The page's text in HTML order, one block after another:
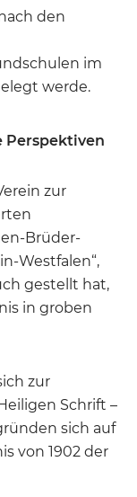
den
im
werde.
Perspektiven
zur
Brüder-
Westfalen“,
gestellt hat,
in groben
zur
Schrift –
sich auf
von 1902 der